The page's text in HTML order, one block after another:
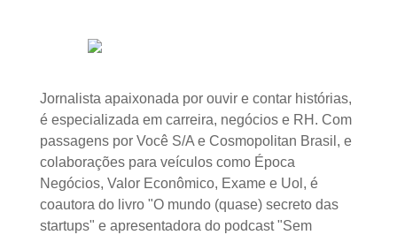
Jornalista apaixonada por ouvir e contar histórias,
é especializada em carreira, negócios e RH. Com
passagens por Você S/A e Cosmopolitan Brasil, e
colaborações para veículos como Época
Negócios, Valor Econômico, Exame e Uol, é
coautora do livro "O mundo (quase) secreto das
startups" e apresentadora do podcast "Sem